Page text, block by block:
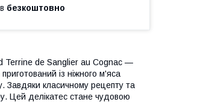
безкоштовно
Terrine de Sanglier au Cognac —
із ніжного м'яса
Завдяки класичному рецепту та
Цей делікатес стане чудовою